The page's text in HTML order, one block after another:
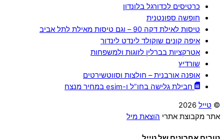
כרטיסים לכדורגל בלונדון
חופשה ספונטנית
טיסות לאילת דקה 90 – וגם טיסות מאילת לתל אביב
איפה קונים שוקולד לינדט לינדור
אטרקציות בברלין לזוגות ולמשפחות
שורדיץ
אופנה אורבנית – חולצות וסווטשירטים
חבילת גלישה בחו”ל ו-esim במחיר מנצח
© טייל
אתר מקבוצת אתרי הוצאת מיל